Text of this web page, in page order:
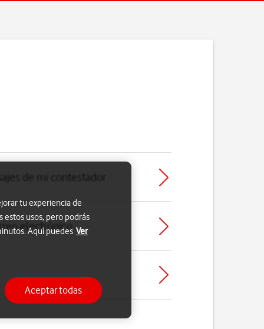
de mi contestador
electrónico
tu experiencia de
estos usos, pero podrás
Aquí puedes Ver
Aceptar todas